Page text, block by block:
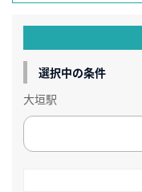
選択中の条件
大垣駅